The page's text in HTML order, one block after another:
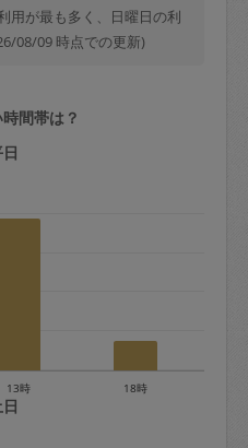
全額
ルする場合、毎週定
期は月1回までキャ
定について：
用が最も多く、日曜日の利
08/09 時点での更新)
間帯は？
13時 18時